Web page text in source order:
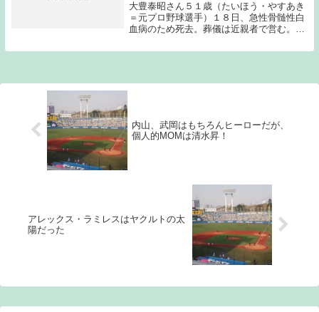
大豊泰昭さん５１歳（たいほう・やすあき
＝元プロ野球選手）１８日、急性骨髄性白
血病のため死去。葬儀は近親者で営む。台
て、１９８８年のドラフトで２位指名を受
内山、武岡はもちろんヒーローだが、
個人的MOMは清水昇！
アレックス・ラミレスはヤクルトの太
陽だった